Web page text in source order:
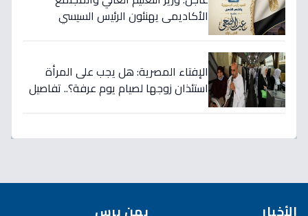
الأكاديمي يهنئون الرئيس السيسي
الإفتاء المصرية: هل يجب على المرأة
استئذان زوجها لصيام يوم عرفة؟.. تفاصيل